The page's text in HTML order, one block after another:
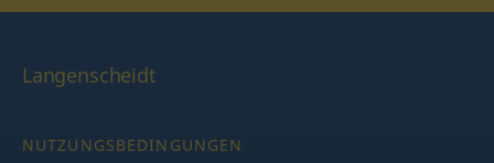
Langenscheidt
NUTZUNGSBEDINGUNGEN